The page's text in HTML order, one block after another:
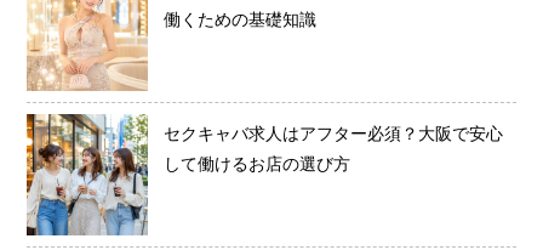
働くための基礎知識
セクキャバ求人はアフター必須？大阪で安心
して働けるお店の選び方